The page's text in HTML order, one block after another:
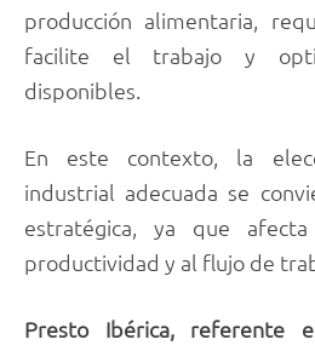
producción alimentaria,
facilite el trabajo y
disponibles.
En este contexto, la
industrial adecuada se
estratégica, ya que
productividad y al flujo de
Presto Ibérica, referente